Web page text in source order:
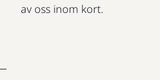
av oss inom kort.